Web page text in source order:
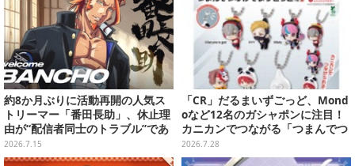
約8か月ぶりに活動再開の人気ス
トリーマー「番田長助」、休止理
由が“配信者同士のトラブル”であ
ったと明かす―「原因は自身の未
熟さと慢心」
2026.7.15
「CR」だるまいずごっど、Mond
oなど12名のガシャポンに注目！
カニカンでつながる「つまんでつ
なげてますこっと」が8月第5週よ
り発売
2026.7.28